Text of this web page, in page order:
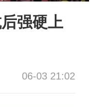
强硬上
06-03 21:02